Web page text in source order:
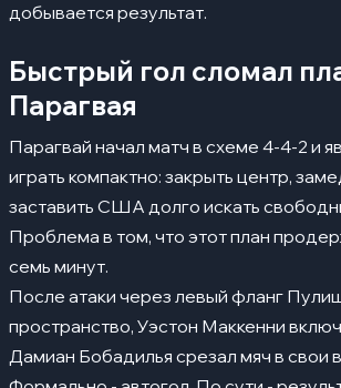
добывается результат.
Быстрый гол сломал
Парагвая
Парагвай начал матч в схеме 4-4-2 и
играть компактно: закрыть центр,
заставить США долго искать
Проблема в том, что этот план
семь минут.
После атаки через левый фланг
пространство, Уэстон Маккенни
Дамиан Бобадилья срезал мяч в свои